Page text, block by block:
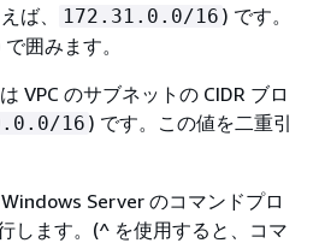
ば、
172.31.0.0/16 ) です。
囲みます。
VPC のサブネットの CIDR ブロ
16 ) です。この値を二重引
Server のコマンドプロ
します。(^ を使用すると、コマ